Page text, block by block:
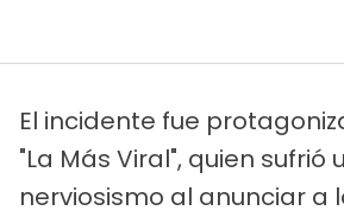
El incidente fue
"La Más Viral", quien sufrió
nerviosismo al anunciar a